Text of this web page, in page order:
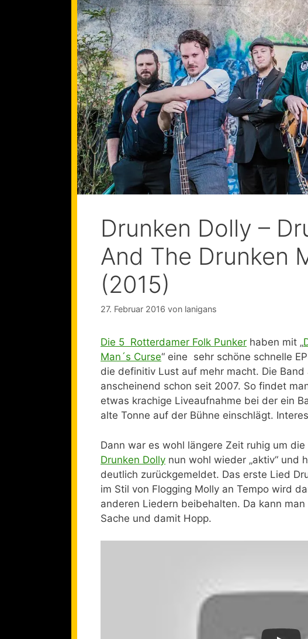
Drunken Dolly –
And The Drunken
(2015)
27. Februar 2016 von lanigans
Die 5 Rotterdamer Folk Punker haben mit „
Man´s Curse“ eine sehr schöne schnelle
die definitiv Lust auf mehr macht. Die
anscheinend schon seit 2007. So findet
etwas krachige Liveaufnahme bei der ein
alte Tonne auf der Bühne einschlägt.
Dann war es wohl längere Zeit ruhig um
Drunken Dolly nun wohl wieder „aktiv“ und
deutlich zurückgemeldet. Das erste Lied
im Stil von Flogging Molly an Tempo wird
anderen Liedern beibehalten. Da kann
Sache und damit Hopp.